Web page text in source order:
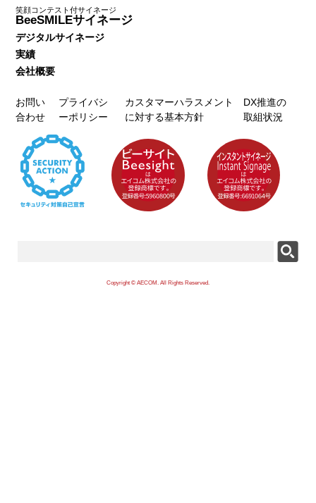
笑顔コンテスト付サイネージ
BeeSMILEサイネージ
デジタルサイネージ
実績
会社概要
お問い
合わせ
プライバシ
ーポリシー
カスタマーハラスメント
に対する基本方針
DX推進の
取組状況
Copyright © AECOM. All Rights Reserved.